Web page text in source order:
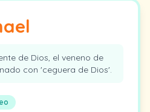
de Dios, el veneno de
con 'ceguera de Dios'.